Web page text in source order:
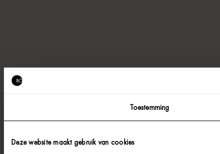
Toestemming
Deze website maakt gebruik van cookies